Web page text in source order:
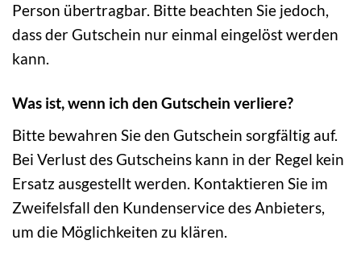
Person übertragbar. Bitte beachten Sie jedoch,
dass der Gutschein nur einmal eingelöst werden
kann.
Was ist, wenn ich den Gutschein verliere?
Bitte bewahren Sie den Gutschein sorgfältig auf.
Bei Verlust des Gutscheins kann in der Regel kein
Ersatz ausgestellt werden. Kontaktieren Sie im
Zweifelsfall den Kundenservice des Anbieters,
um die Möglichkeiten zu klären.